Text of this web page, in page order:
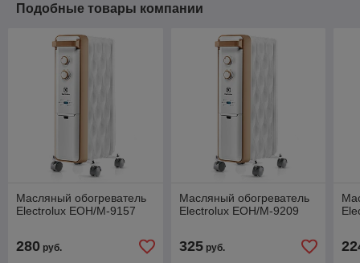
Подобные товары компании
Масляный обогреватель
Electrolux EOH/M-9157
280 руб.
Масляный обогреватель
Electrolux EOH/M-9209
325руб.